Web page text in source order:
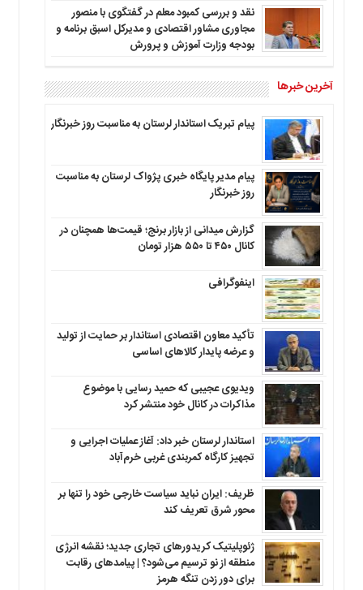
نقد و بررسی کمبود معلم در گفتگوی با منصور
مجاوری مشاور اقتصادی و مدیرکل اسبق برنامه و
بودجه وزارت آموزش و پرورش
آخرین خبرها
پیام تبریک استاندار لرستان به‌ مناسبت روز خبرنگار
پیام مدیر پایگاه خبری پژواک لرستان به مناسبت
روز خبرنگار
گزارش میدانی از بازار برنج؛ قیمت‌ها همچنان در
کانال ۴۵۰ تا ۵۵۰ هزار تومان
اینفوگرافی
تأکید معاون اقتصادی استاندار بر حمایت از تولید
و عرضه پایدار کالاهای اساسی
ویدیوی عجیبی که حمید رسایی با موضوع
مذاکرات در کانال خود منتشر کرد
استاندار لرستان خبر داد: آغاز عملیات اجرایی و
تجهیز کارگاه کمربندی غربی خرم‌آباد
ظریف: ایران نباید سیاست خارجی خود را تنها بر
محور شرق تعریف کند
ژئوپلیتیک کریدورهای تجاری جدید؛ نقشه انرژی
منطقه‌ از نو ترسیم می‌شود؟ | پیامدهای رقابت
برای دور زدن تنگه هرمز